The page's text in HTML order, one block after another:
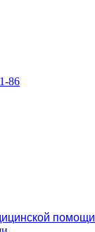
86
помощи